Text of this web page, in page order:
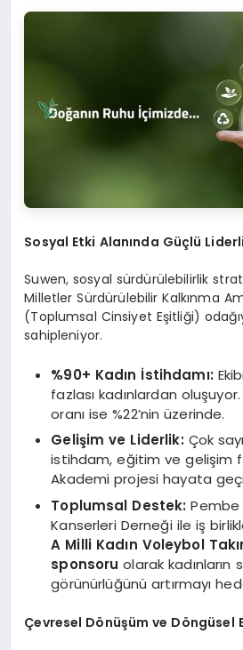
Sosyal Etki Alanında Güçlü
Suwen, sosyal sürdürülebilirlik
Milletler Sürdürülebilir Kalkınma
(Toplumsal Cinsiyet Eşitliği)
sahipleniyor.
%90+ Kadın İstihdamı:
fazlası kadınlardan
oranı ise %22’nin üzerinde.
Gelişim ve Liderlik: Çok
istihdam, eğitim ve gelişim
Akademi projesi hayata
Toplumsal Destek: Pembe
Kanserleri Derneği ile iş
A Milli Kadın Voleybol
sponsoru olarak kadınların
görünürlüğünü artırmayı
Çevresel Dönüşüm ve Döngüsel